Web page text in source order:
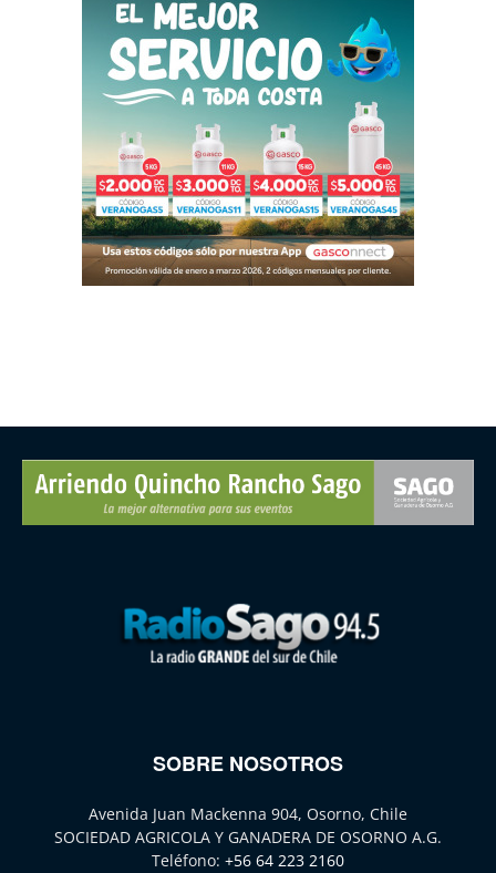
SOBRE NOSOTROS
Avenida Juan Mackenna 904, Osorno, Chile
SOCIEDAD AGRICOLA Y GANADERA DE OSORNO A.G.
Teléfono: +56 64 223 2160